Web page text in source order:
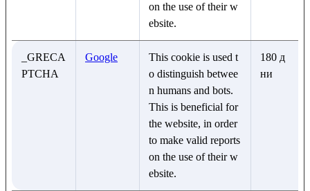
on the use of their w
ebsite.
_GRECA
PTCHA
Google
This cookie is used t
o distinguish betwee
n humans and bots.
This is beneficial for
the website, in order
to make valid reports
on the use of their w
ebsite.
180 д
ни